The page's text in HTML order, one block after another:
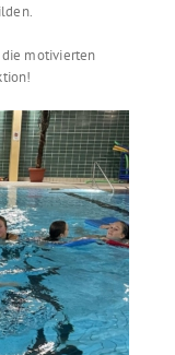
motivierten